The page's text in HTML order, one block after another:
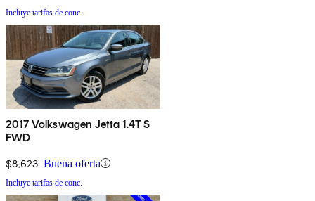
Incluye tarifas de conc.
2017 Volkswagen Jetta 1.4T S
FWD
$8,623 Buena oferta
Incluye tarifas de conc.